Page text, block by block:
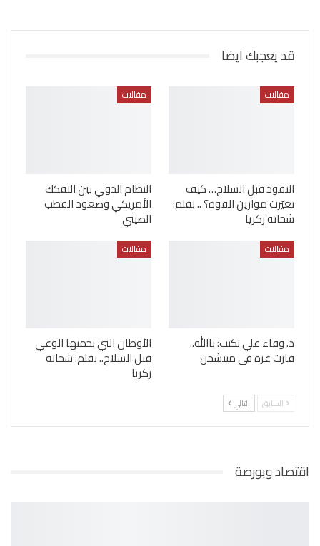
قد يعجبك ايضا
مقالات
النفوذ قبل السلاح… كيف
تغيّرت موازين القوة؟ .. بقلم:
شحاته زكريا
مقالات
النظام الدولي بين التفكك
الأمريكي وصعود القطب
الصيني
مقالات
د. وفاء علي تكتب: ياالله..
فازت غزة فى ميتشجن
مقالات
الأوطان التي يحميها الوعي
قبل السلاح.. بقلم: شحاتة
زكريا
السابق التالي
اقتصاد وبورصة